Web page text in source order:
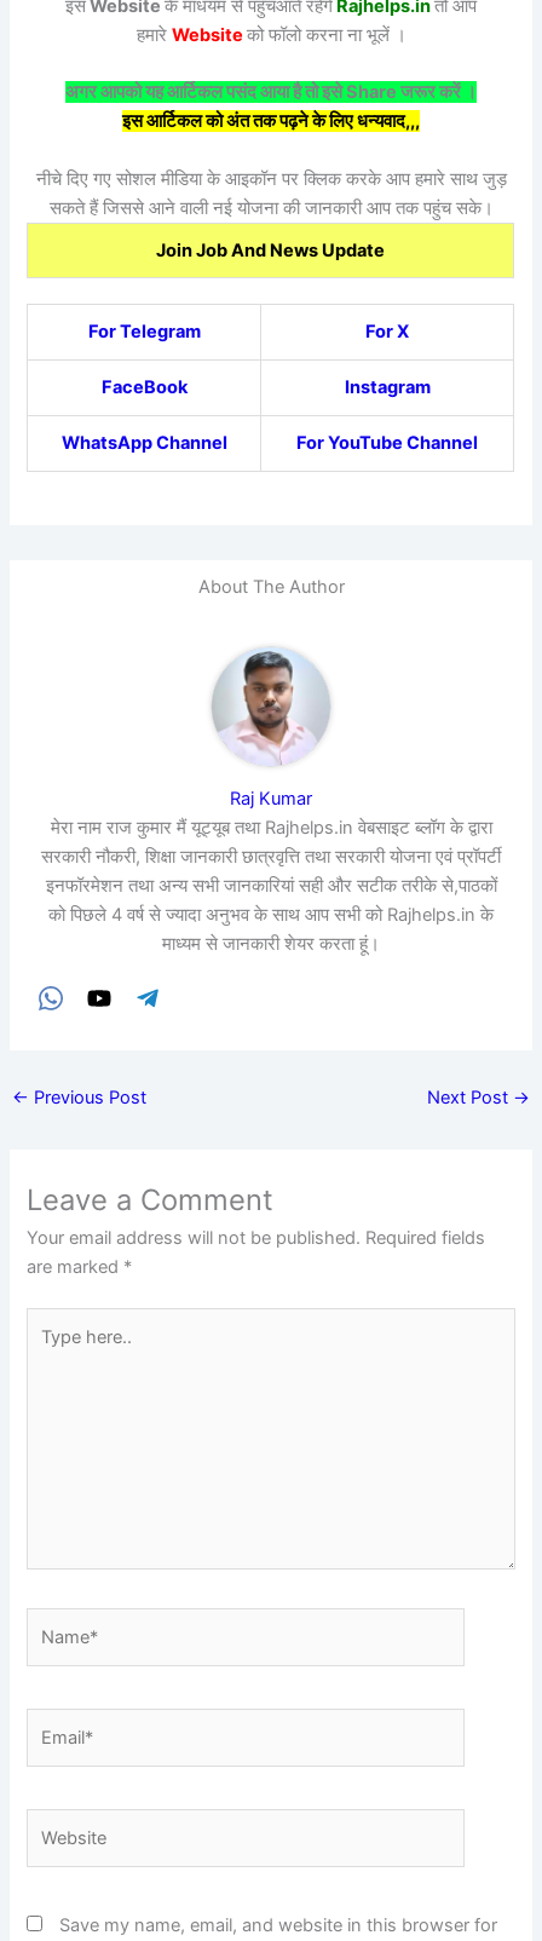
इसWebsite के माधयम से पहुँचआते रहेंगे Rajhelps.inतो आप
हमारे Website को फॉलो करना ना भूलें ।
अगर आपको यह आर्टिकल पसंद आया है तो इसे Share जरूर करें ।
इस आर्टिकल को अंत तक पढ़ने के लिए धन्यवाद,,,
नीचे दिए गए सोशल मीडिया के आइकॉन पर क्लिक करके आप हमारे साथ जुड़
सकते हैं जिससे आने वाली नई योजना की जानकारी आप तक पहुंच सके।
Join Job And News Update
For Telegram For X
FaceBook Instagram
WhatsApp Channel For YouTube Channel
About The Author
Raj Kumar
मेरा नाम राज कुमार मैं यूट्यूब तथा Rajhelps.in वेबसाइट ब्लॉग के द्वारा
सरकारी नौकरी, शिक्षा जानकारी छात्रवृत्ति तथा सरकारी योजना एवं प्रॉपर्टी
इनफॉरमेशन तथा अन्य सभी जानकारियां सही और सटीक तरीके से,पाठकों
को पिछले 4 वर्ष से ज्यादा अनुभव के साथ आप सभी को Rajhelps.in के
माध्यम से जानकारी शेयर करता हूं।
← Previous Post Next Post →
Leave a Comment
Your email address will not be published. Required fields
are marked *
here..
Save my name, email, and website in this browser for